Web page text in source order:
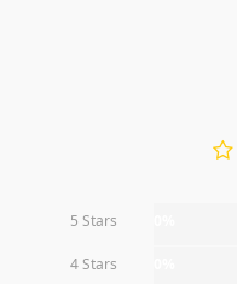
5 Stars
4 Stars